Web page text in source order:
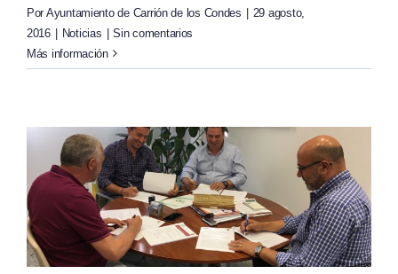
Por Ayuntamiento de Carrión de los Condes
29 agosto,
2016
Noticias
Sin comentarios
Más información